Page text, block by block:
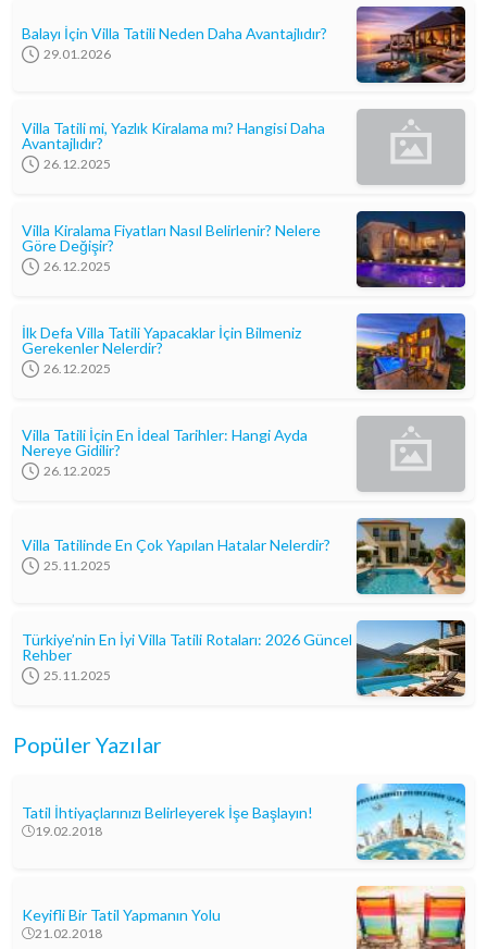
Balayı İçin Villa Tatili Neden Daha Avantajlıdır?
29.01.2026
Villa Tatili mi, Yazlık Kiralama mı? Hangisi Daha
Avantajlıdır?
26.12.2025
Villa Kiralama Fiyatları Nasıl Belirlenir? Nelere
Göre Değişir?
26.12.2025
İlk Defa Villa Tatili Yapacaklar İçin Bilmeniz
Gerekenler Nelerdir?
26.12.2025
Villa Tatili İçin En İdeal Tarihler: Hangi Ayda
Nereye Gidilir?
26.12.2025
Villa Tatilinde En Çok Yapılan Hatalar Nelerdir?
25.11.2025
Türkiye’nin En İyi Villa Tatili Rotaları: 2026 Güncel
Rehber
25.11.2025
Popüler Yazılar
Tatil İhtiyaçlarınızı Belirleyerek İşe Başlayın!
19.02.2018
Keyifli Bir Tatil Yapmanın Yolu
21.02.2018